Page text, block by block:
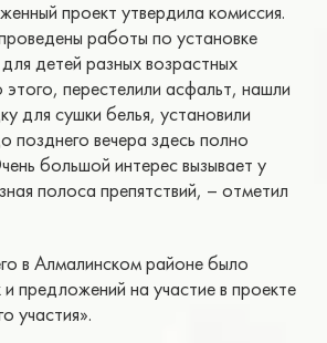
проект утвердила комиссия.
работы по установке
детей разных возрастных
перестелили асфальт, нашли
для сушки белья, установили
позднего вечера здесь полно
большой интерес вызывает у
полоса препятствий, – отметил
в Алмалинском районе было
предложений на участие в проекте
участия».